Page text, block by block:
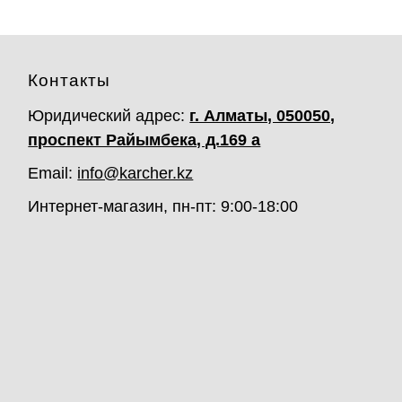
Контакты
Юридический адрес: г. Алматы, 050050,
проспект Райымбека, д.169 а
Email: info@karcher.kz
Интернет-магазин, пн-пт: 9:00-18:00